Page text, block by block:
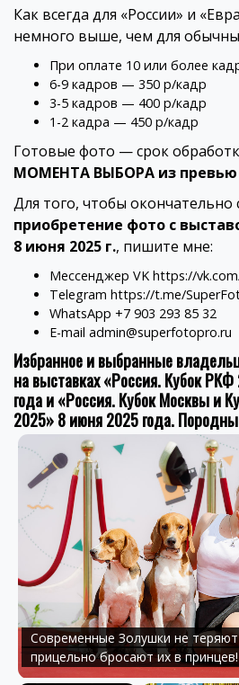
Как всегда для «России» и
немного выше, чем для
При оплате 10 или более
6-9 кадров — 350 р/кадр
3-5 кадров — 400 р/кадр
1-2 кадра — 450 р/кадр
Готовые фото — срок
МОМЕНТА ВЫБОРА из превью
Для того, чтобы окончательно
приобретение фото с
8 июня 2025 г., пишите мне:
Мессенджер VK https://
Telegram https://t.me/
WhatsApp +7 903 293 85 32
E-mail admin@superfotopro.ru
Избранное и выбранные
на выставках «Россия. Кубок
года и «Россия. Кубок Москвы и
2025» 8 июня 2025 года.
Современные Золушки не
прицельно бросают их в принцев!